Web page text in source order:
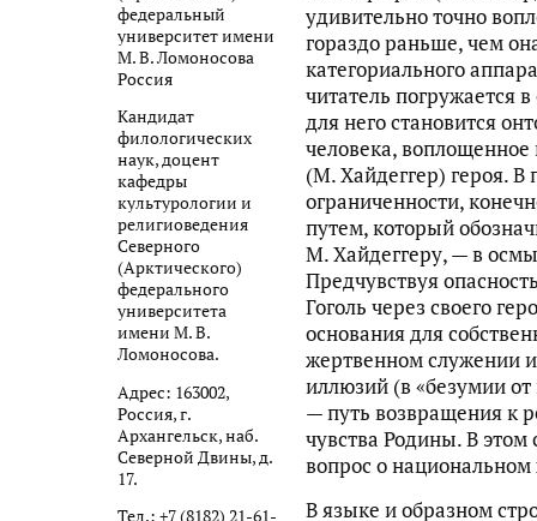
федеральный
университет имени
М. В. Ломоносова
Россия
Кандидат
филологических
наук, доцент
кафедры
культурологии и
религиоведения
Северного
(Арктического)
федерального
университета
имени М. В.
Ломоносова.
Адрес: 163002,
Россия, г.
Архангельск, наб.
Северной Двины, д.
17.
Тел.: +7 (8182) 21-61-
удивительно точно
гораздо раньше, чем
категориального
читатель погружается
для него становится
человека,
(М. Хайдеггер) героя. В
ограниченности,
путем, который
М. Хайдеггеру, — в
Предчувствуя
Гоголь через своего
основания для
жертвенном служении
иллюзий (в «безумии
— путь возвращения к
чувства Родины. В
вопрос о национальном
В языке и образном